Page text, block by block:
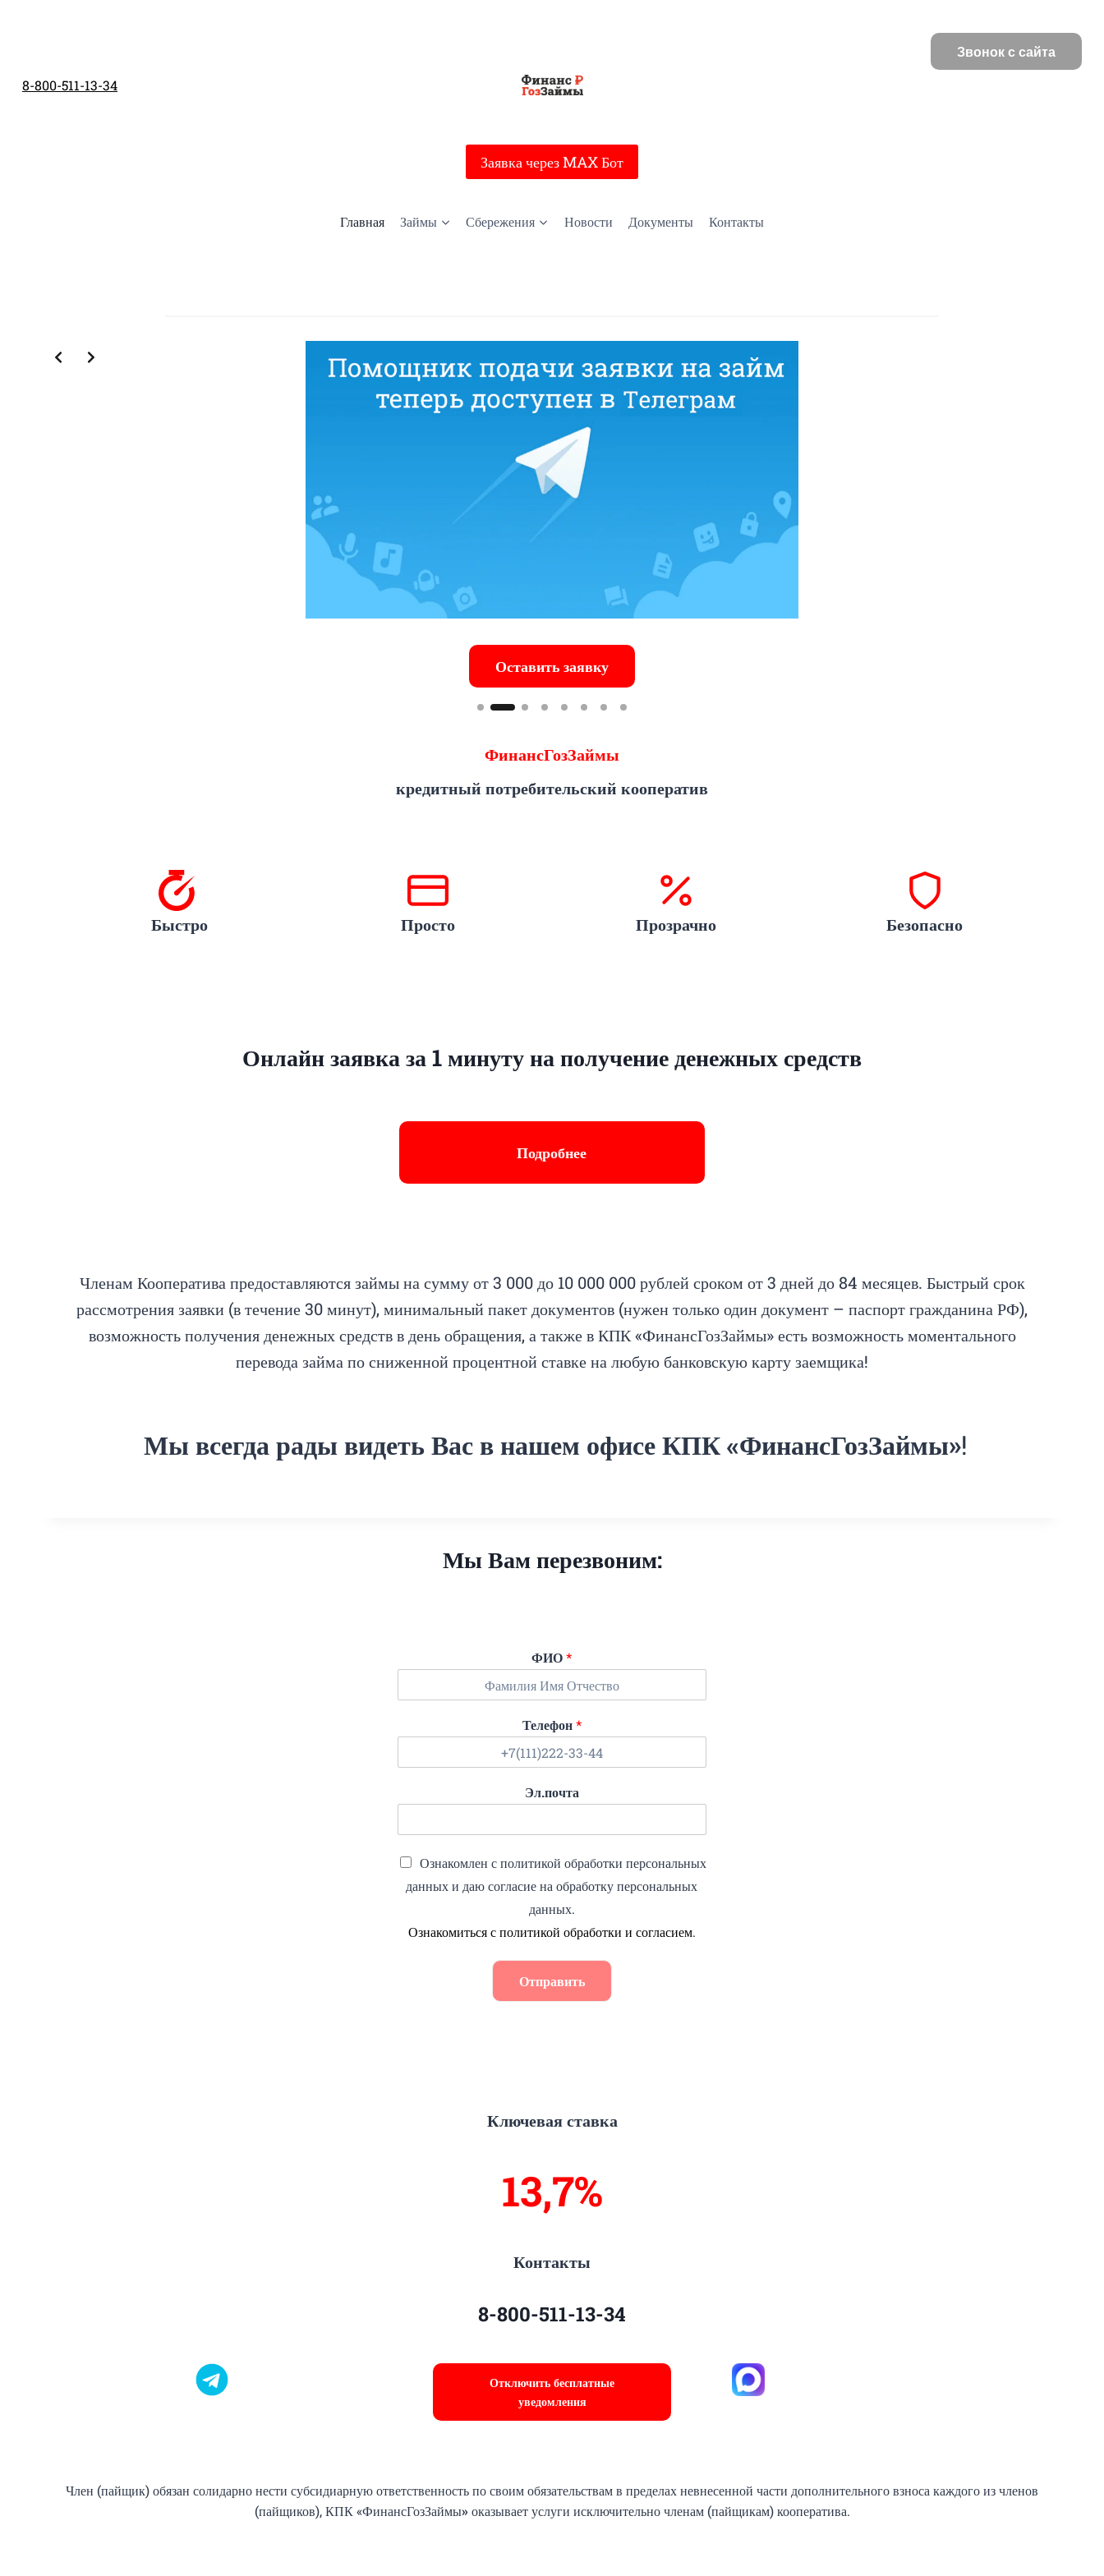
8-800-511-13-34
Звонок с сайта
Заявка через MAX Бот
Главная Займы Сбережения Новости Документы Контакты
Оставить заявку
Slide 2 of 8
ФинансГозЗаймы
кредитный потребительский кооператив
Быстро Просто Прозрачно Безопасно
Онлайн заявка за 1 минуту на получение денежных средств
Подробнее
Членам Кооператива предоставляются займы на сумму от 3 000 до 10 000 000 рублей сроком от 3 дней до 84 месяцев. Быстрый срок
рассмотрения заявки (в течение 30 минут), минимальный пакет документов (нужен только один документ – паспорт гражданина РФ),
возможность получения денежных средств в день обращения, а также в КПК «ФинансГозЗаймы» есть возможность моментального
перевода займа по сниженной процентной ставке на любую банковскую карту заемщика!
Мы всегда рады видеть Вас в нашем офисе КПК «ФинансГозЗаймы»!
Мы Вам перезвоним:
ФИО*
Телефон*
Эл.почта
Ознакомлен с политикой обработки персональных
данных и даю согласие на обработку персональных
данных.
Ознакомиться с политикой обработки и согласием.
Отправить
Ключевая ставка
13,9%
Контакты
8-800-511-13-34
Отключить бесплатные
уведомления
Член (пайщик) обязан солидарно нести субсидиарную ответственность по своим обязательствам в пределах невнесенной части дополнительного взноса каждого из членов
(пайщиков), КПК «ФинансГозЗаймы»оказывает услуги исключительно членам (пайщикам) кооператива.